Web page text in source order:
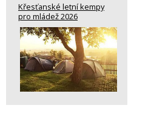
Křesťanské letní kempy
pro mládež 2026